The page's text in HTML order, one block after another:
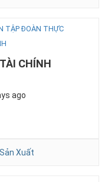
TẬP ĐOÀN THỰC
CHÍNH
ago
Sản Xuất